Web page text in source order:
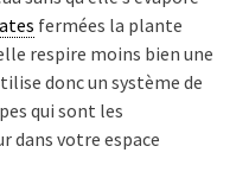
fermées la plante
respire moins bien une
donc un système de
qui sont les
dans votre espace